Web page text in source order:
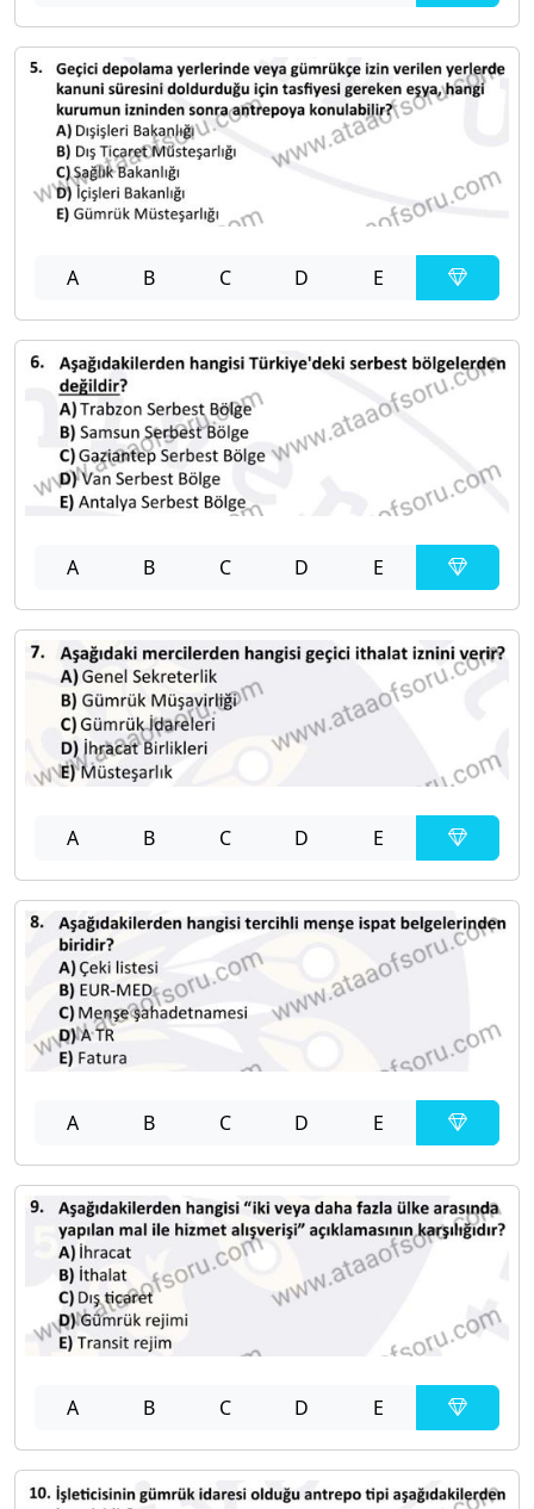
A B C D E
A B C D E
A B C D E
A B C D E
A B C D E